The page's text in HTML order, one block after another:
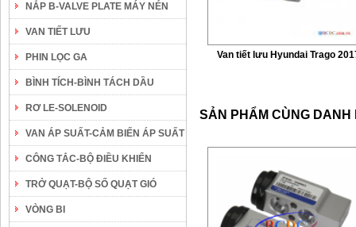
NẮP B-VALVE PLATE MÁY NÉN
VAN TIẾT LƯU
PHIN LỌC GA
BÌNH TÍCH-BÌNH TÁCH DẦU
RƠ LE-SOLENOID
VAN ÁP SUẤT-CẢM BIẾN ÁP SUẤT
CÔNG TẮC-BỘ ĐIỀU KHIỂN
TRỞ QUẠT-BỘ SỐ QUẠT GIÓ
VÒNG BI
Van tiết lưu Hyundai Trago
SẢN PHẨM CÙNG